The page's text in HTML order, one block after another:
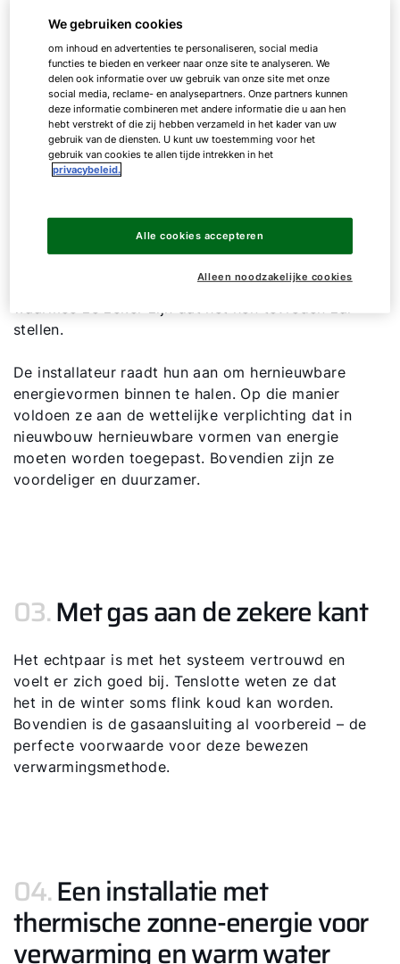
verwarmingsinstallateur die ze beiden al
decennia lang kennen en waarderen.
Bijzonder belangrijk: bewezen
techniek
Met hun verwarmingsinstallateur hebben Arjan en
Lotte het uitgebreid gehad over de
en robuust verwarmingssysteem. Een systeem
waarmee ze zeker zijn dat het hen tevreden zal
stellen.
De installateur raadt hun aan om hernieuwbare
energievormen binnen te halen. Op die manier
voldoen ze aan de wettelijke verplichting dat in
nieuwbouw hernieuwbare vormen van energie
moeten worden toegepast. Bovendien zijn ze
voordeliger en duurzamer.
03.Met gas aan de zekere kant
Het echtpaar is met het systeem vertrouwd en
voelt er zich goed bij. Tenslotte weten ze dat
het in de winter soms flink koud kan worden.
Bovendien is de gasaansluiting al voorbereid – de
perfecte voorwaarde voor deze bewezen
verwarmingsmethode.
04.Een installatie met
thermische zonne-energie voor
verwarming en warm water
We gebruiken cookies
om inhoud en advertenties te personaliseren, social media
functies te bieden en verkeer naar onze site te analyseren. We
delen ook informatie over uw gebruik van onze site met onze
social media, reclame- en analysepartners. Onze partners kunnen
deze informatie combineren met andere informatie die u aan hen
hebt verstrekt of die zij hebben verzameld in het kader van uw
gebruik van de diensten. U kunt uw toestemming voor het
gebruik van cookies te allen tijde intrekken in het
privacybeleid.
Alleen noodzakelijke cookies
Alle cookies accepteren